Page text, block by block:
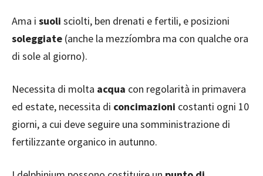
Ama i suoli sciolti, ben drenati e fertili, e posizioni
soleggiate (anche la mezzíombra ma con qualche ora
di sole al giorno).
Necessita di molta acqua con regolarità in primavera
ed estate, necessita di concimazioni costanti ogni 10
giorni, a cui deve seguire una somministrazione di
fertilizzante organico in autunno.